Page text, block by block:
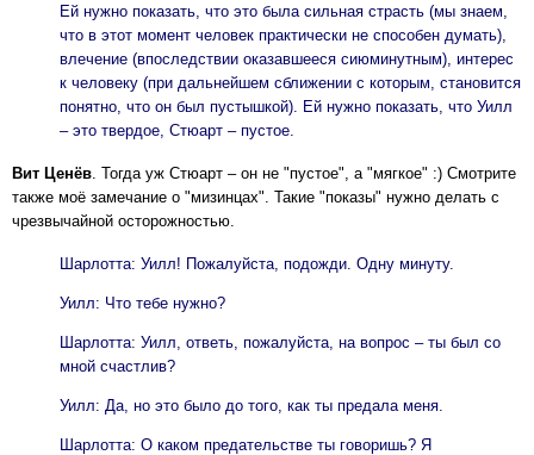
Ей нужно показать, что это была сильная страсть (мы знаем,
что в этот момент человек практически не способен думать),
влечение (впоследствии оказавшееся сиюминутным), интерес
к человеку (при дальнейшем сближении с которым, становится
понятно, что он был пустышкой). Ей нужно показать, что Уилл
– это твердое, Стюарт – пустое.
Вит Ценёв . Тогда уж Стюарт – он не "пустое", а "мягкое" :) Смотрите
также моё замечание о "мизинцах". Такие "показы" нужно делать с
чрезвычайной осторожностью.
Шарлотта: Уилл! Пожалуйста, подожди. Одну минуту.
Уилл: Что тебе нужно?
Шарлотта: Уилл, ответь, пожалуйста, на вопрос – ты был со
мной счастлив?
Уилл: Да, но это было до того, как ты предала меня.
Шарлотта: О каком предательстве ты говоришь? Я